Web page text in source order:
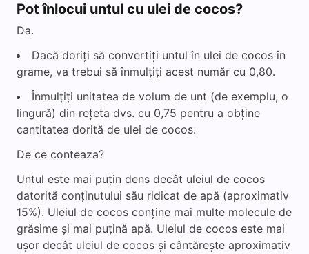
Pot înlocui untul cu ulei de cocos?
Da.
Dacă doriți să convertiți untul în ulei de cocos în
grame, va trebui să înmulțiți acest număr cu 0,80.
Înmulțiți unitatea de volum de unt (de exemplu, o
lingură) din rețeta dvs. cu 0,75 pentru a obține
cantitatea dorită de ulei de cocos.
De ce conteaza?
Untul este mai puțin dens decât uleiul de cocos
datorită conținutului său ridicat de apă (aproximativ
15%). Uleiul de cocos conține mai multe molecule de
grăsime și mai puțină apă. Uleiul de cocos este mai
ușor decât uleiul de cocos și cântărește aproximativ